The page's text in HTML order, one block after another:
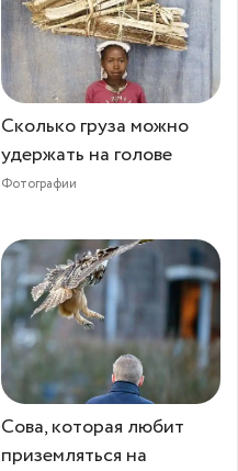
Сколько груза можно
удержать на голове
Фотографии
Сова, которая любит
приземляться на